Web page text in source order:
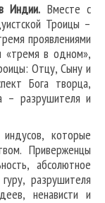
Индии. Вместе с
Троицы –
проявлениями
«тремя в одном»,
Отцу, Сыну и
Бога творца,
– разрушителя и
которые
Приверженцы
абсолютное
разрушителя
ненависти и